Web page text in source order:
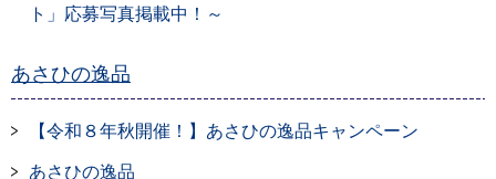
ト」応募写真掲載中！～
あさひの逸品
【令和８年秋開催！】あさひの逸品キャンペーン
あさひの逸品